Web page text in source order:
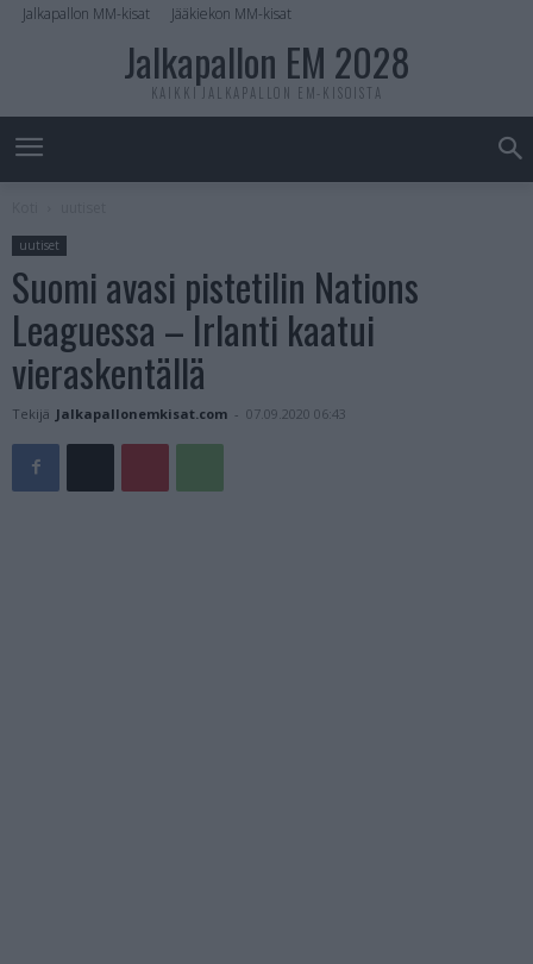
Jalkapallon MM-kisat Jääkiekon MM-kisat
Jalkapallon EM 2028
KAIKKI JALKAPALLON EM-KISOISTA
uutiset
Suomi avasi pistetilin Nations
Leaguessa – Irlanti kaatui
vieraskentällä
Tekijä Jalkapallonemkisat.com - 07.09.2020 06:43